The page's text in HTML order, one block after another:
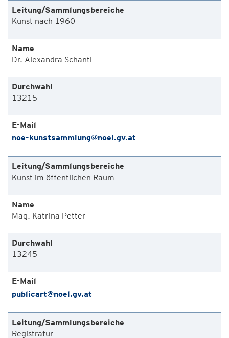
Kunst nach 1960
Dr. Alexandra Schantl
13215
noe-kunstsammlung@noel.gv.at
Kunst im öffentlichen Raum
Mag. Katrina Petter
13245
publicart@noel.gv.at
Registratur